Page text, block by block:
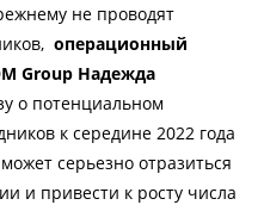
не проводят
операционный
Group Надежда
о потенциальном
к середине 2022 года
серьезно отразиться
и привести к росту числа